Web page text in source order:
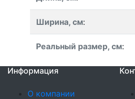
Ширина, см:
Реальный размер, см:
Информация
О компании